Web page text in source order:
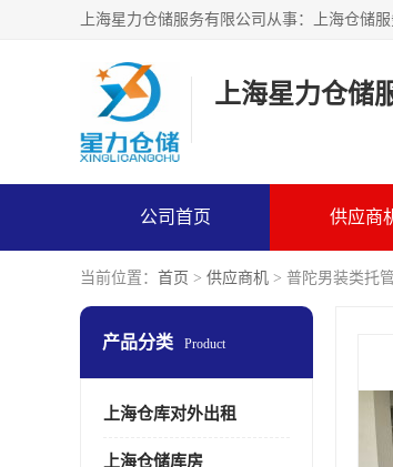
上海星力仓储
公司首页 供应商
当前位置： 首页 > 供应商机 > 普陀男装类托
产品分类 Product
上海仓库对外出租
上海仓储库房